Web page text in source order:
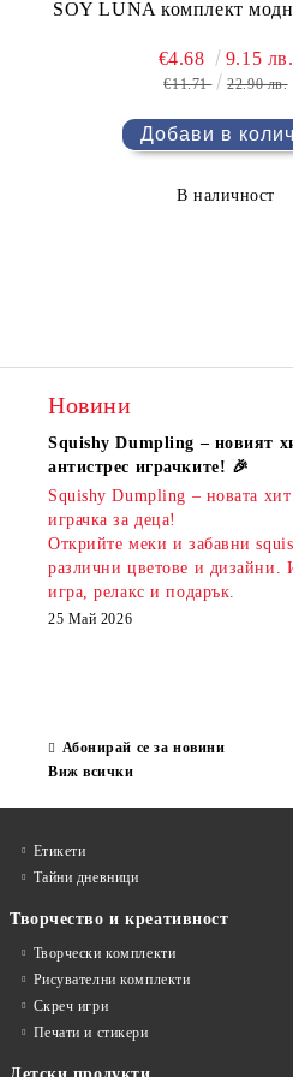
SOY LUNA комплект
€4.68 9.15 лв.
€11.71 22.90 лв.
В наличност
KIDEA комплект 5 бр.
ароматни гуми Bubble Tea
€2.20 4.30 лв.
PIXELS МОЛИВ С
Новини
Squishy Dumpling – новият
антистрес играчките! 🎉
Squishy Dumpling – новата хит
играчка за деца!
Открийте меки и забавни
различни цветове и дизайни.
игра, релакс и подарък.
25 Май 2026
Абонирай се за новини
Виж всички
Етикети
Тайни дневници
Творчество и креативност
Творчески комплекти
Рисувателни комплекти
Скреч игри
Печати и стикери